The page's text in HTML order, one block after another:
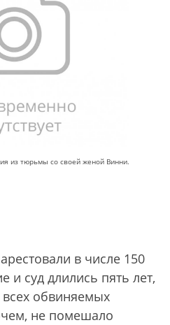
из тюрьмы со своей женой Винни.
в числе 150
и суд длились пять лет,
обвиняемых
не помешало